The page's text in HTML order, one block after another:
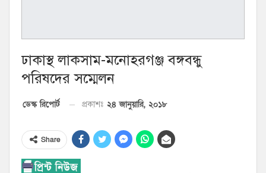
ঢাকাস্থ লাকসাম-মনোহরগঞ্জ বঙ্গবন্ধু
পরিষদের সম্মেলন
ডেস্ক রিপোর্ট প্রকাশঃ ২৪ জানুয়ারি, ২০১৮
Share